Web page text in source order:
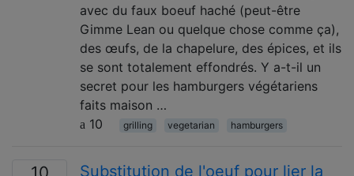
avec du faux boeuf haché (peut-être
Gimme Lean ou quelque chose comme ça),
des œufs, de la chapelure, des épices, et ils
se sont totalement effondrés. Y a-t-il un
secret pour les hamburgers végétariens
faits maison …
10
grilling vegetarian hamburgers
Substitution de l'oeuf pour lier la